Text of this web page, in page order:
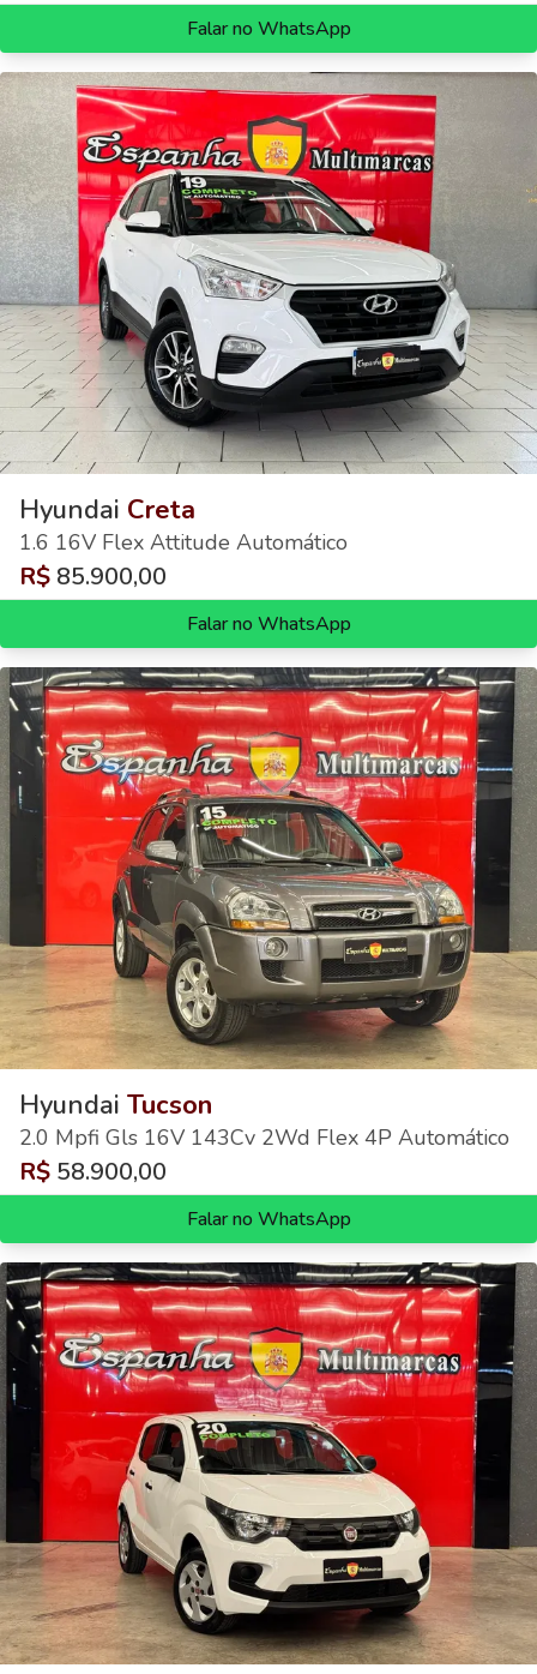
Falar no WhatsApp
Hyundai Creta
1.6 16V Flex Attitude Automático
R$ 85.900,00
Falar no WhatsApp
Hyundai Tucson
2.0 Mpfi Gls 16V 143Cv 2Wd Flex 4P Automático
R$ 58.900,00
Falar no WhatsApp